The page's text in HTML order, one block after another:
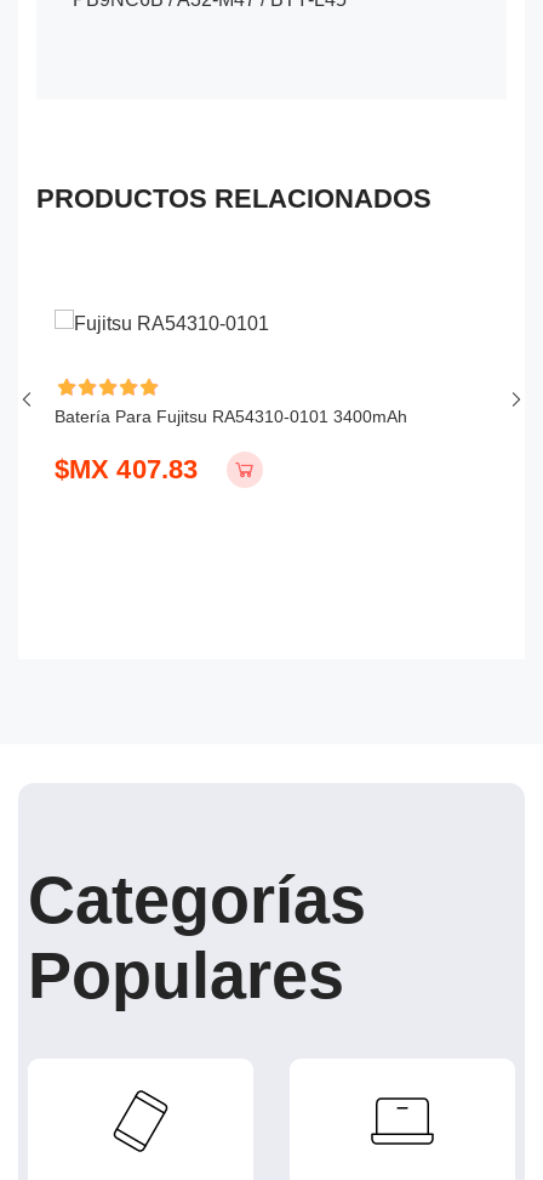
PRODUCTOS RELACIONADOS
Batería Para Fujitsu RA54310-0101 3400mAh
$MX 407.83
Categorías
Populares